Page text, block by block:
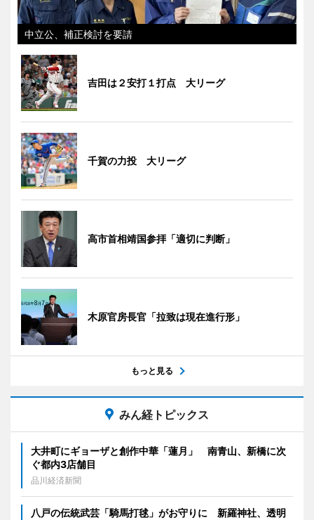
中立公、補正検討を要請
吉田は２安打１打点 大リーグ
千賀の力投 大リーグ
高市首相靖国参拝「適切に判断」
木原官房長官「拉致は現在進行形」
もっと見る
みん経トピックス
大井町にギョーザと創作中華「蓮月」 南青山、新橋に次
ぐ都内3店舗目
品川経済新聞
八戸の伝統武芸「騎馬打毬」がお守りに 新羅神社、透明